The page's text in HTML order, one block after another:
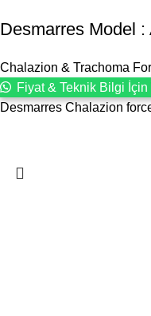
Desmarres Model :
Chalazion & Trachoma
Fiyat & Teknik Bilgi
Desmarres Chalazion